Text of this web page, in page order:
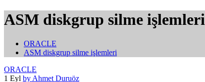
ASM diskgrup silme işlemleri
ORACLE
ASM diskgrup silme işlemleri
ORACLE
1 Eyl by Ahmet Duruöz